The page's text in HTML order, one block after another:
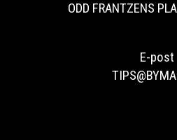
ODD FRANTZENS
E-post